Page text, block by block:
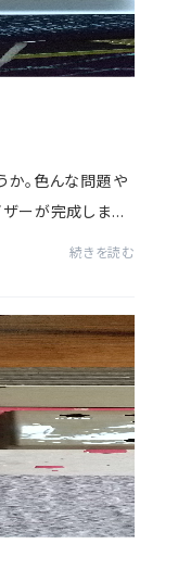
か。色んな問題や
ザーが完成しまし
続きを読む